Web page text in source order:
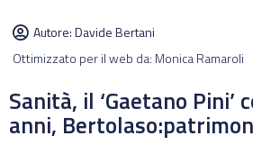
Autore:Davide Bertani
Ottimizzato per il web da: Monica Ramaroli
Sanità, il ‘Gaetano Pini’
anni,